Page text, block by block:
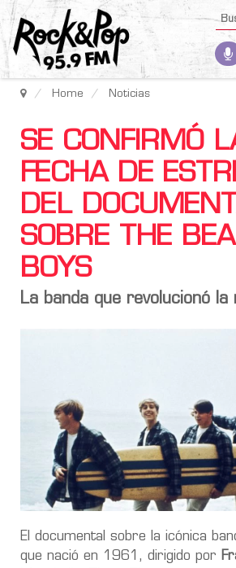
Home Noticias
SE CONFIRMÓ
FECHA DE
DEL
SOBRE THE
BOYS
La banda que revolucionó la
El documental sobre la icónica
que nació en 1961, dirigido por